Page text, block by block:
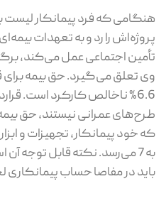
هنگامی که فرد پیمانکار لیست
پروژه‌اش را رد و به تعهدات
تأمین اجتماعی عمل می‌کند،
وی تعلق می‌گیرد. حق بیمه برای
6.6% ناخالص کارکرد است.
که خود پیمانکار، تجهیزات و
به 7 می‌رسد. نکته قابل توجه
باید در مفاصا حساب پیمانکاری